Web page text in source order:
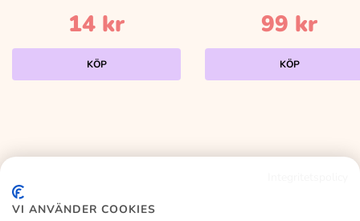
14 kr
KÖP
99 kr
KÖP
VI ANVÄNDER COOKIES